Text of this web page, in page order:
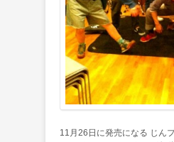
11月26日に発売になる じん